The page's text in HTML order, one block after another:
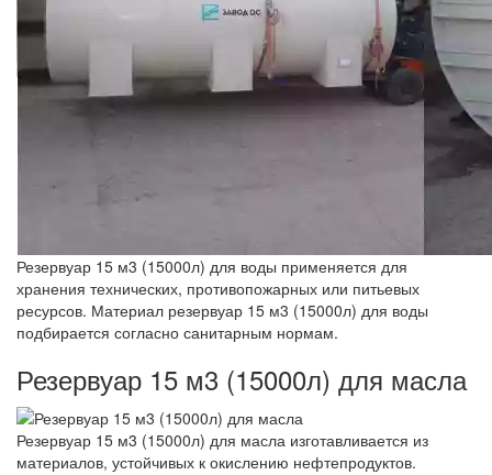
Резервуар 15 м3 (15000л) для воды применяется для
хранения технических, противопожарных или питьевых
ресурсов. Материал резервуар 15 м3 (15000л) для воды
подбирается согласно санитарным нормам.
Резервуар 15 м3 (15000л) для масла
Резервуар 15 м3 (15000л) для масла изготавливается из
материалов, устойчивых к окислению нефтепродуктов.